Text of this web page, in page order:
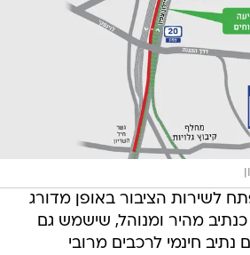
לשירות הציבור באופן מדורג
במהלך שנת 2025 כנתיב מהיר ומנוהל, שישמש גם
נתיב חינמי לרכבים מרובי